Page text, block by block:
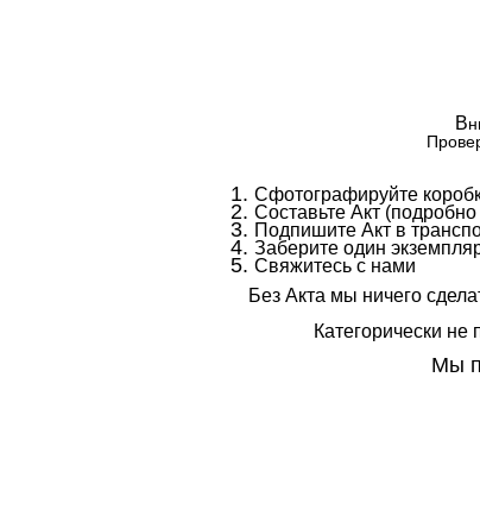
В
Сфотографируйте
Составьте Акт
Подпишите Акт в
Заберите один
Свяжитесь с нами
Без Акта мы ничего
Категорически не
Мы